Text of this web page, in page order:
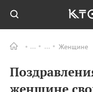
Женщине